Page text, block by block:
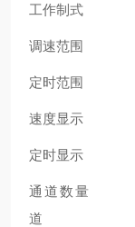
工作制式
调速范围
定时范围 0-
速度显示
定时显示
通道数量
道